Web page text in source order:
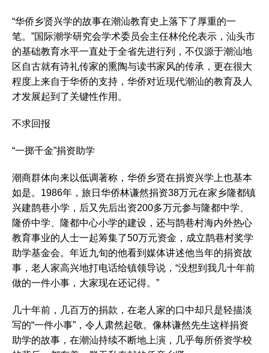
“华侨乡贤兴学的故事在潮汕教育史上落下了厚重的一
笔。”国际潮学研究会学术委员会主任林伦伦表示，汕头市
的基础教育水平一直处于全省先进行列，不仅源于潮汕地
区自古就有诗礼传家的熏陶与读书家风的传承，更在很大
程度上来自于华侨的支持，华侨对近现代潮汕的教育及人
才发展起到了关键性作用。
不求回报
“一掷千金”捐资助学
潮商群体向来以低调著称，华侨乡贤在捐资兴学上也基本
如是。1986年，旅日华侨林谦然捐资38万元在家乡隆都镇
兴建鹊巷小学，后又先后出资200多万元参与隆都中学、
隆侨中学、隆都中心小学的建设，还与鹊巷村海内外热心
教育事业的人士一起筹集了50万元资金，成立鹊巷村奖学
助学基金会。年近九旬的他看到媒体讲述他当年的捐资故
事，老人家高兴地打电话给镇领导说，“没想到我几十年前
做的一件小事，大家现在还记得。”
几十年前，几百万的捐款，在老人家的口中却只是轻描淡
写的“一件小事”，令人肃然起敬。像林谦然先生这样捐资
助学的故事，在潮汕持续不断地上演，几乎每所侨资学校